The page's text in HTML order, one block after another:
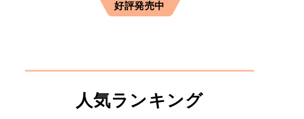
好評発売中
人気ランキング